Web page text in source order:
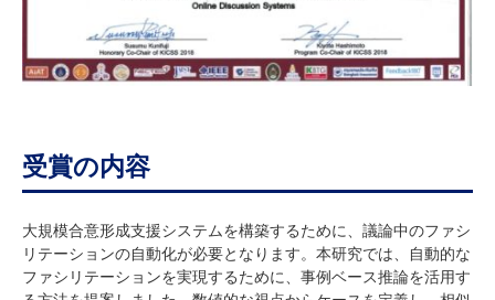
受賞の内容
大規模合意形成支援システムを構築するために、議論中のファシ
リテーションの自動化が必要となります。本研究では、自動的な
ファシリテーションを実現するために、事例ベース推論を活用す